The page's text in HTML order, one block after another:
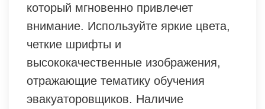
который мгновенно привлечет
внимание. Используйте яркие цвета,
четкие шрифты и
высококачественные изображения,
отражающие тематику обучения
эвакуаторовщиков. Наличие